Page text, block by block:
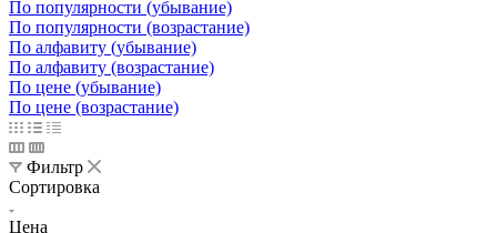
По популярности (убывание)
По популярности (возрастание)
По алфавиту (убывание)
По алфавиту (возрастание)
По цене (убывание)
По цене (возрастание)
Фильтр
Сортировка
Цена